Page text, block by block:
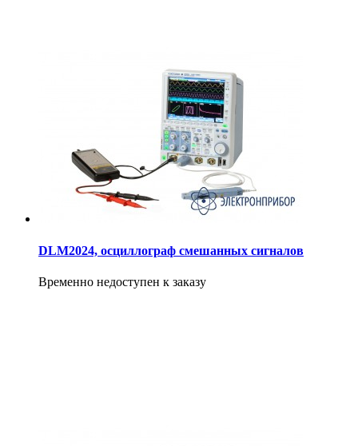
DLM2024, осциллограф смешанных сигналов
Временно недоступен к заказу